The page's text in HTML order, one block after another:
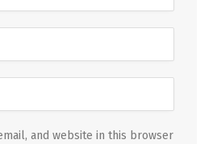
and website in this browser